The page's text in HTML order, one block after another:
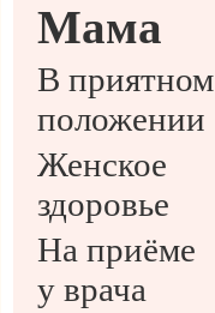
Мама
В приятном
положении
Женское
здоровье
На приёме
у врача